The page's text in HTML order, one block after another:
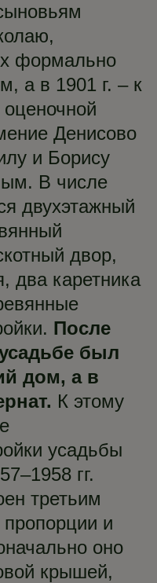
формально
а в 1901 г. – к
Денисово
и Борису
В числе
двухэтажный
двор,
два каретника
После
был
дом, а в
К этому
усадьбы
гг.
третьим
и
оно
крышей,